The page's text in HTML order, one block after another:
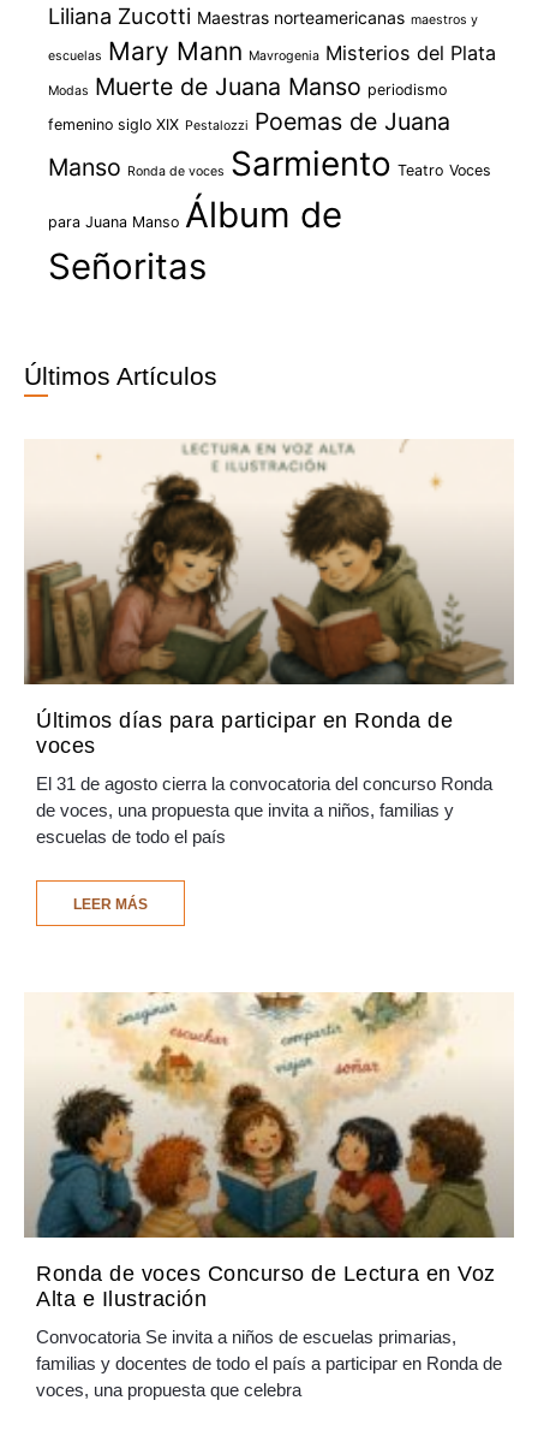
Liliana Zucotti Maestras norteamericanas maestros y
escuelas Mary Mann Mavrogenia Misterios del Plata
Modas Muerte de Juana Manso periodismo
femenino siglo XIX Pestalozzi Poemas de Juana
Manso Ronda de voces Sarmiento Teatro Voces
para Juana Manso Álbum de
Señoritas
Últimos Artículos
Últimos días para participar en Ronda de
voces
El 31 de agosto cierra la convocatoria del concurso Ronda
de voces, una propuesta que invita a niños, familias y
escuelas de todo el país
LEER MÁS
Ronda de voces Concurso de Lectura en Voz
Alta e Ilustración
Convocatoria Se invita a niños de escuelas primarias,
familias y docentes de todo el país a participar en Ronda de
voces, una propuesta que celebra